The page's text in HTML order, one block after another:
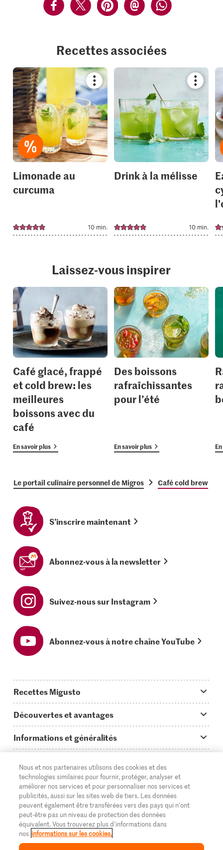
Recettes associées
Bookmark
recipe
or
add
it
to
your
collections.
Limonade au
curcuma
10 min.
recipe
or
add
it
to
your
Drink à la mélisse
10 min.
Laissez-vous inspirer
Café glacé, frappé
et cold brew: les
meilleures
boissons avec du
café
En savoir plus
Des boissons
rafraîchissantes
pour l’été
En savoir plus
Le portail culinaire personnel de Migros Café cold brew
S’inscrire maintenant
Abonnez-vous à la newsletter
Suivez-nous sur Instagram
Abonnez-vous à notre chaîne YouTube
Recettes Migusto
Idées de menus
Plats principaux
Simple & vite prêt
Apéritif
Préparations au four
Enfants & famille
Découvertes et avantages
On en parle...
Tutoriels
Glossaire des ingrédients
Login Migusto
Magazine Migusto
Informations et généralités
Questions concernant Migusto
Cuisiner avec Migusto
Service clientèle & contact
Publicité
Impressum
Supermarché
Migros Online
À propos de Migros
Magasins
© 2026 La Fédération des coopératives Migros
DE FR IT
Nous et nos partenaires utilisons des cookies et des
technologies similaires pour fournir, protéger, analyser et
améliorer nos services et pour personnaliser nos services et
publicités, aussi sur les sites web de tiers. Les données
peuvent également être transférées vers des pays qui n'ont
peut-être pas un niveau de protection des données
équivalent. Vous trouverez plus d'informations dans
nos informations sur les cookies.